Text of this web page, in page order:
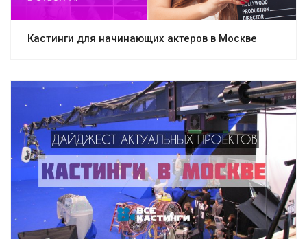
Кастинги для начинающих актеров в Москве